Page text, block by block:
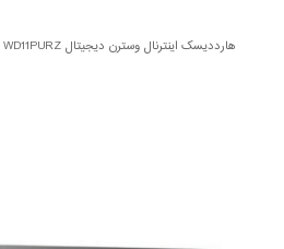
هارددیسک اینترنال وسترن دیجیتال 1TB WD11PURZ